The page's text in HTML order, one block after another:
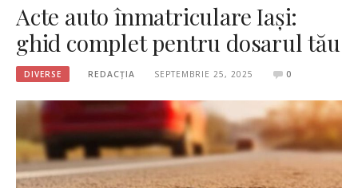
Acte auto înmatriculare Iași:
ghid complet pentru dosarul tău
DIVERSE REDACȚIA SEPTEMBRIE 25, 2025 0